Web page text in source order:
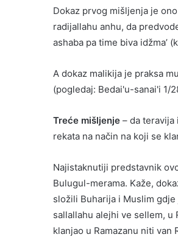
Dokaz prvog mišljenja je
radijallahu anhu, da
ashaba pa time biva idžma’
A dokaz malikija je praksa
(pogledaj: Bedai'u-sanai'i 1/
Treće mišljenje – da teravija
rekata na način na koji se
Najistaknutiji predstavnik
Bulugul-merama. Kaže,
složili Buharija i Muslim
sallallahu alejhi ve sellem, u
klanjao u Ramazanu niti van